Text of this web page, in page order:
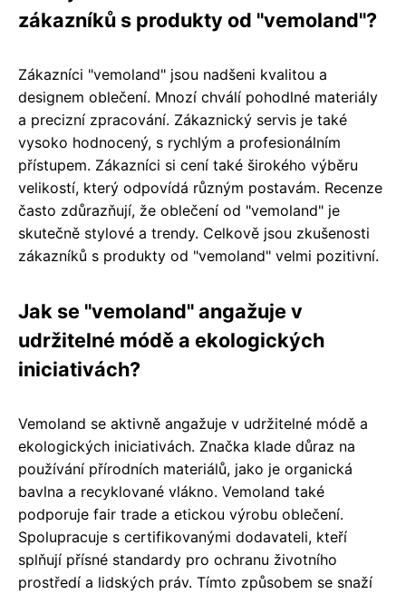
zákazníků s produkty od "vemoland"?
Zákazníci "vemoland" jsou nadšeni kvalitou a
designem oblečení. Mnozí chválí pohodlné materiály
a precizní zpracování. Zákaznický servis je také
vysoko hodnocený, s rychlým a profesionálním
přístupem. Zákazníci si cení také širokého výběru
velikostí, který odpovídá různým postavám. Recenze
často zdůrazňují, že oblečení od "vemoland" je
skutečně stylové a trendy. Celkově jsou zkušenosti
zákazníků s produkty od "vemoland" velmi pozitivní.
Jak se "vemoland" angažuje v
udržitelné módě a ekologických
iniciativách?
Vemoland se aktivně angažuje v udržitelné módě a
ekologických iniciativách. Značka klade důraz na
používání přírodních materiálů, jako je organická
bavlna a recyklované vlákno. Vemoland také
podporuje fair trade a etickou výrobu oblečení.
Spolupracuje s certifikovanými dodavateli, kteří
splňují přísné standardy pro ochranu životního
prostředí a lidských práv. Tímto způsobem se snaží